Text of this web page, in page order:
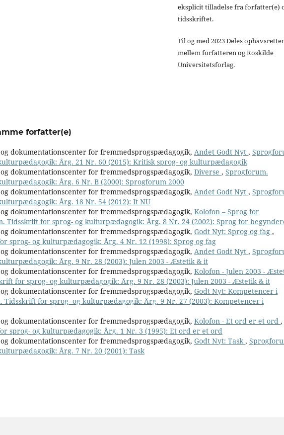
eksplicit tilladelse fra forfatter(e)
tidsskriftet.
Til og med 2023 Deles
mellem forfatteren og Roskilde
Universitetsforlag.
forfatter(e)
dokumentationscenter for fremmedsprogspædagogik, Andet Godt Nyt ,
Årg. 21 Nr. 60 (2015): Kritisk sprog- og kulturpædagogik
dokumentationscenter for fremmedsprogspædagogik, Diverse , Sprogforum.
Årg. 6 Nr. B (2000): Sprogforum 2000
dokumentationscenter for fremmedsprogspædagogik, Andet Godt Nyt ,
Årg. 18 Nr. 54 (2012): It NU
dokumentationscenter for fremmedsprogspædagogik, Kolofon – Sprog for
Tidsskrift for sprog- og kulturpædagogik: Årg. 8 Nr. 24 (2002): Sprog for
dokumentationscenter for fremmedsprogspædagogik, Godt Nyt: Sprog og fag ,
sprog- og kulturpædagogik: Årg. 4 Nr. 12 (1998): Sprog og fag
dokumentationscenter for fremmedsprogspædagogik, Andet Godt Nyt ,
Årg. 9 Nr. 28 (2003): Julen 2003 - Æstetik & it
dokumentationscenter for fremmedsprogspædagogik, Kolofon - Julen 2003 -
for sprog- og kulturpædagogik: Årg. 9 Nr. 28 (2003): Julen 2003 - Æstetik & it
dokumentationscenter for fremmedsprogspædagogik, Godt Nyt: Kompetencer i
Tidsskrift for sprog- og kulturpædagogik: Årg. 9 Nr. 27 (2003): Kompetencer i
dokumentationscenter for fremmedsprogspædagogik, Kolofon - Et ord er et ord ,
sprog- og kulturpædagogik: Årg. 1 Nr. 3 (1995): Et ord er et ord
dokumentationscenter for fremmedsprogspædagogik, Godt Nyt: Task ,
Årg. 7 Nr. 20 (2001): Task